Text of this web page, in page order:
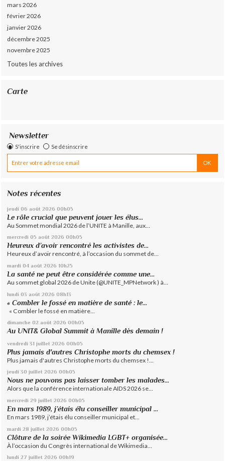
mars 2026
février 2026
janvier 2026
décembre 2025
novembre 2025
Toutes les archives
Carte
Newsletter
S'inscrire Se désinscrire
Notes récentes
jeudi 06 août 2026 00h05
Le rôle crucial que peuvent jouer les élus...
Au Sommet mondial 2026 de l’UNITE à Manille, aux...
mercredi 05 août 2026 00h05
Heureux d’avoir rencontré les activistes de...
Heureux d’avoir rencontré, à l’occasion du sommet de...
mardi 04 août 2026 10h25
La santé ne peut être considérée comme une...
Au sommet global 2026 de Unite (@UNITE_MPNetwork ) à...
lundi 03 août 2026 08h13
« Combler le fossé en matière de santé : le...
« Combler le fossé en matière...
dimanche 02 août 2026 00h05
Au UNIT& Global Summit à Manille dès demain !
vendredi 31 juillet 2026 00h05
Plus jamais d'autres Christophe morts du chemsex !
Plus jamais d'autres Christophe morts du chemsex !...
jeudi 30 juillet 2026 00h05
Nous ne pouvons pas laisser tomber les malades...
Alors que la conférence internationale AIDS 2026 se...
mercredi 29 juillet 2026 00h05
En mars 1989, j’étais élu conseiller municipal ...
En mars 1989, j’étais élu conseiller municipal et...
mardi 28 juillet 2026 00h05
Clôture de la soirée Wikimedia LGBT+ organisée...
À l’occasion du Congrès international de Wikimedia...
lundi 27 juillet 2026 00h19